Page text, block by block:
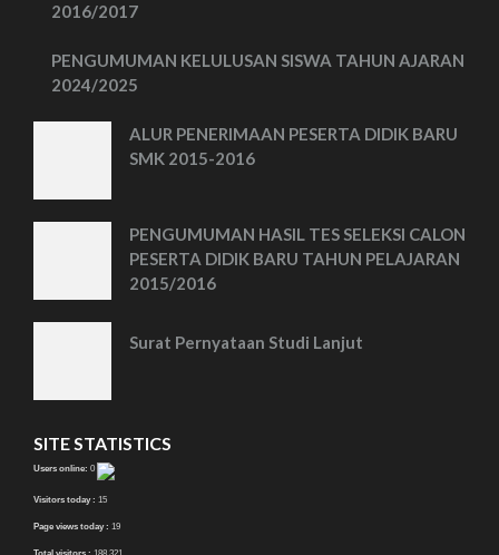
2016/2017
PENGUMUMAN KELULUSAN SISWA TAHUN AJARAN
2024/2025
ALUR PENERIMAAN PESERTA DIDIK BARU
SMK 2015-2016
PENGUMUMAN HASIL TES SELEKSI CALON
PESERTA DIDIK BARU TAHUN PELAJARAN
2015/2016
Surat Pernyataan Studi Lanjut
SITE STATISTICS
Users online: 0
Visitors today : 15
Page views today : 19